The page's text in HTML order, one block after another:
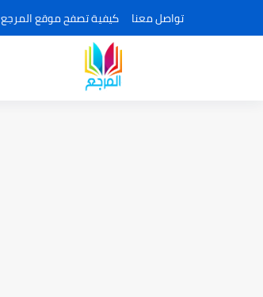
تواصل معنا كيفية تصفح موقع المرجع